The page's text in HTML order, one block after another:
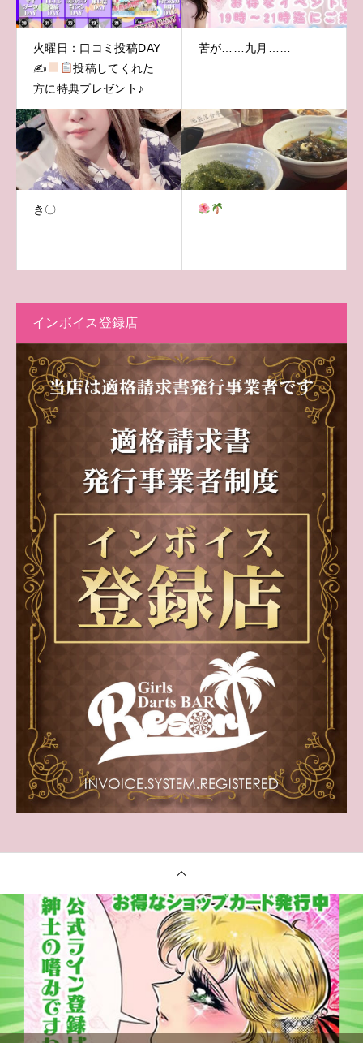
火曜日：口コミ投稿DAY
✍
投稿してくれた
方に特典プレゼント♪
苦が……九月……
き〇
インボイス登録店